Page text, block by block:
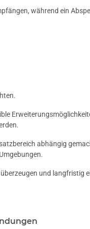
während ein
abhängig
und langfristig